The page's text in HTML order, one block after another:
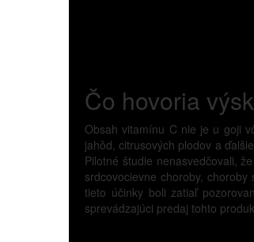
Čo hovoria
Obsah vitamínu C nie je u goji
jahôd, citrusových plodov a
Pilotné študie nenasvedčovali,
srdcovocievne choroby,
tieto účinky boli zatiaľ
sprevádzajúci predaj tohto